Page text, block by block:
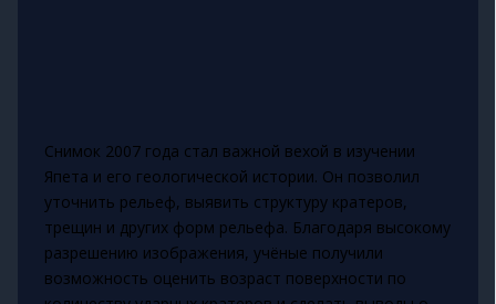
Снимок 2007 года стал важной вехой в изучении
Япета и его геологической истории. Он позволил
уточнить рельеф, выявить структуру кратеров,
трещин и других форм рельефа. Благодаря высокому
разрешению изображения, учёные получили
возможность оценить возраст поверхности по